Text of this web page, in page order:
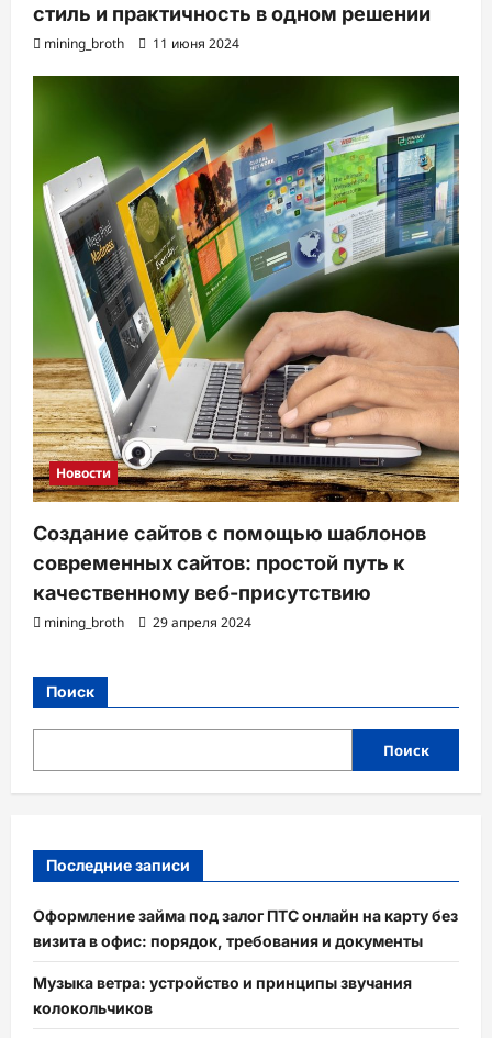
стиль и практичность в одном решении
mining_broth 11 июня 2024
Новости
Создание сайтов с помощью шаблонов
современных сайтов: простой путь к
качественному веб-присутствию
mining_broth 29 апреля 2024
Поиск
Поиск
Последние записи
Оформление займа под залог ПТС онлайн на карту без
визита в офис: порядок, требования и документы
Музыка ветра: устройство и принципы звучания
колокольчиков